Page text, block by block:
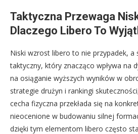
Taktyczna Przewaga
Dlaczego Libero To
Niski wzrost libero to nie przypadek,
taktyczny, który znacząco wpływa na
na osiąganie wyższych wyników w
strategie drużyn i rankingi
cecha fizyczna przekłada się na
nieocenione w budowaniu silnej
dzięki tym elementom libero często